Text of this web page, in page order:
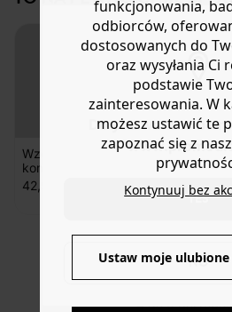
Do you want to be
YES
NO
Pomoc
wydrukowania, złożenia i wycięcia.
Wzór PDF
kombinezon
PETRA
42,90 zł
Wzór PDF
JANIS
42,90 zł
DOSTAWA DO
4 do 6 dni
funkcjonowania,
odbiorców,
dostosowanych do
oraz wysyłania Ci
podstawie
zainteresowania. W
możesz ustawić te
zapoznać się z
Kontynuuj bez
Ustaw moje